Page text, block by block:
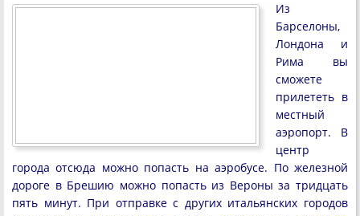
Из
Барселоны,
Лондона и
Рима вы
сможете
прилететь в
местный
аэропорт. В
центр
города отсюда можно попасть на аэробусе. По железной
дороге в Брешию можно попасть из Вероны за тридцать
пять минут. При отправке с других итальянских городов